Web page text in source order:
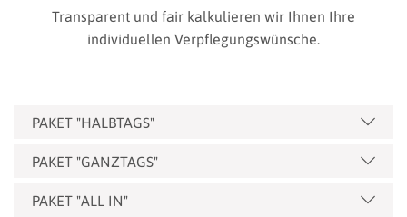
Transparent und fair kalkulieren wir Ihnen Ihre
individuellen Verpflegungswünsche.
PAKET "HALBTAGS"
PAKET "GANZTAGS"
PAKET "ALL IN"